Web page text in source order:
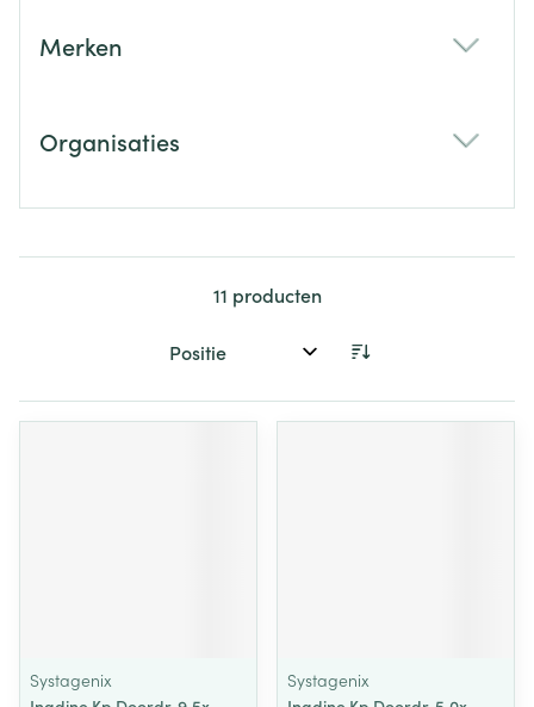
Merken
Organisaties
11 producten
Sorteer op:
Systagenix
Systagenix